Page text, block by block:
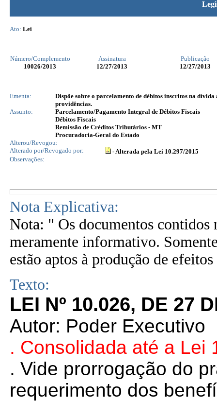
Ato: Lei
Número/Complemento Assinatura
Publicação
10026/2013 12/27/2013 12/27/2013
Ementa:
Dispõe sobre o parcelamento de débitos inscritos na
providências.
Assunto:
Parcelamento/Pagamento Integral de Débitos Fiscais
Débitos Fiscais
Remissão de Créditos Tributários - MT
Procuradoria-Geral do Estado
Alterou/Revogou:
Alterado por/Revogado por:
- Alterada pela Lei 10.297/2015
Observações:
Nota Explicativa:
Nota: " Os documentos contidos
meramente informativo.
estão aptos à produção de
Texto:
LEI Nº 10.026, DE 27
Autor: Poder Executivo
. Consolidada até a Lei
. Vide prorrogação do
requerimento dos